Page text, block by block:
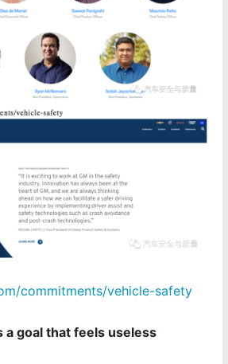
commitments/vehicle-safety
a goal that feels useless